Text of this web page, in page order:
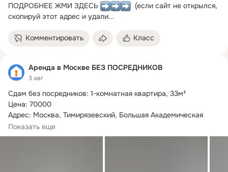
ПОДРОБНЕЕ ЖМИ ЗДЕСЬ
  (если сайт не открылся,
скопируй этот адрес и удали...
Комментировать Класс
Аренда в Москве БЕЗ ПОСРЕДНИКОВ
3 авг
Сдам без посредников: 1-комнатная квартира, 33м²
Цена: 70000
Адрес: Москва, Тимирязевский, Большая Академическая
улица, 85к2
Сдается...
Показать еще